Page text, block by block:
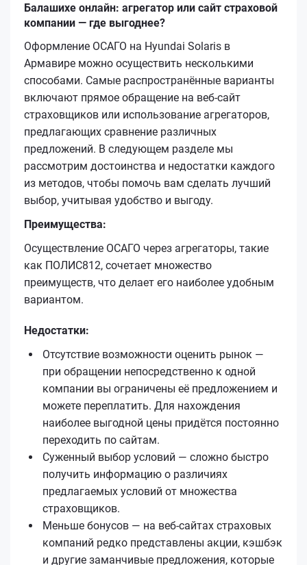
Балашихе онлайн: агрегатор или сайт страховой
компании — где выгоднее?
Оформление ОСАГО на Hyundai Solaris в
Армавире можно осуществить несколькими
способами. Самые распространённые варианты
включают прямое обращение на веб-сайт
страховщиков или использование агрегаторов,
предлагающих сравнение различных
предложений. В следующем разделе мы
рассмотрим достоинства и недостатки каждого
из методов, чтобы помочь вам сделать лучший
выбор, учитывая удобство и выгоду.
Преимущества:
Осуществление ОСАГО через агрегаторы, такие
как ПОЛИС812, сочетает множество
преимуществ, что делает его наиболее удобным
вариантом.
Недостатки:
Отсутствие возможности оценить рынок —
при обращении непосредственно к одной
компании вы ограничены её предложением и
можете переплатить. Для нахождения
наиболее выгодной цены придётся постоянно
переходить по сайтам.
Суженный выбор условий — сложно быстро
получить информацию о различиях
предлагаемых условий от множества
страховщиков.
Меньше бонусов — на веб-сайтах страховых
компаний редко представлены акции, кэшбэк
и другие заманчивые предложения, которые